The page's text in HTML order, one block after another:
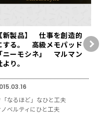
【新製品】 仕事を創造的
する。 高級メモパッド
「ニーモシネ」 マルマン
り。
なるほど」なひと工夫
ベルティにひと工夫